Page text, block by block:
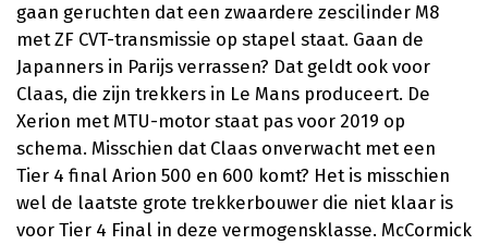
gaan geruchten dat een zwaardere zescilinder M8
met ZF CVT-transmissie op stapel staat. Gaan de
Japanners in Parijs verrassen? Dat geldt ook voor
Claas, die zijn trekkers in Le Mans produceert. De
Xerion met MTU-motor staat pas voor 2019 op
schema. Misschien dat Claas onverwacht met een
Tier 4 final Arion 500 en 600 komt? Het is misschien
wel de laatste grote trekkerbouwer die niet klaar is
voor Tier 4 Final in deze vermogensklasse. McCormick